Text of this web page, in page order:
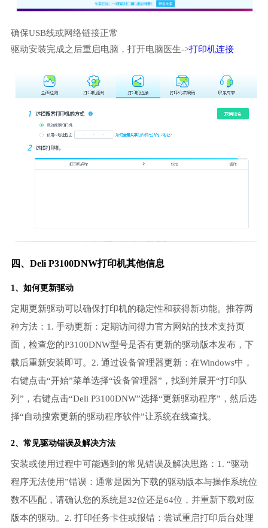
确保USB线或网络链接正常
驱动安装完成之后重启电脑，打开电脑医生->打印机连接
四、Deli P3100DNW打印机其他信息
1、如何更新驱动
定期更新驱动可以确保打印机的稳定性和获得新功能。推荐两
种方法：1. 手动更新：定期访问得力官方网站的技术支持页
面，检查您的P3100DNW型号是否有更新的驱动版本发布，下
载后重新安装即可。2. 通过设备管理器更新：在Windows中，
右键点击“开始”菜单选择“设备管理器”，找到并展开“打印队
列”，右键点击“Deli P3100DNW”选择“更新驱动程序”，然后选
择“自动搜索更新的驱动程序软件”让系统在线查找。
2、常见驱动错误及解决方法
安装或使用过程中可能遇到的常见错误及解决思路：1. “驱动
程序无法使用”错误：通常是因为下载的驱动版本与操作系统位
数不匹配，请确认您的系统是32位还是64位，并重新下载对应
版本的驱动。2. 打印任务卡住或报错：尝试重启打印后台处理